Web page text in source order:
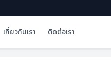
เกี่ยวกับเรา ติดต่อเรา